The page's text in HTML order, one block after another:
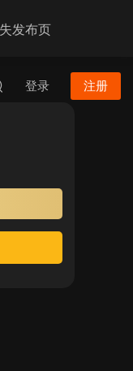
发布页
登录 注册